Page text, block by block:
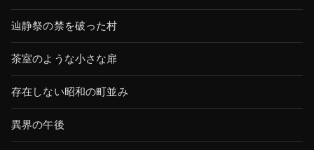
辿静祭の禁を破った村
茶室のような小さな扉
存在しない昭和の町並み
異界の午後